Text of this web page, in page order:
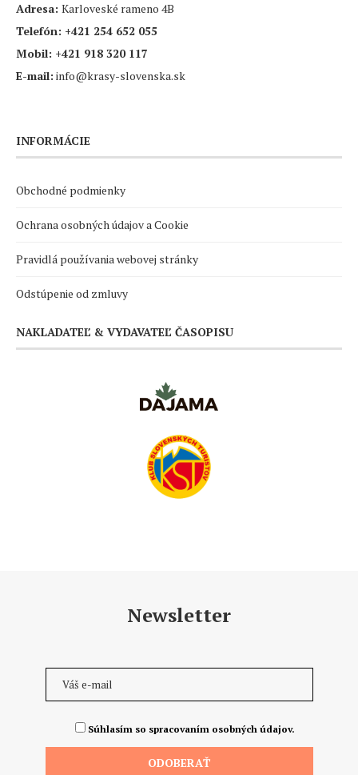
Adresa: Karloveské rameno 4B
Telefón: +421 254 652 055
Mobil: +421 918 320 117
E-mail: info@krasy-slovenska.sk
INFORMÁCIE
Obchodné podmienky
Ochrana osobných údajov a Cookie
Pravidlá používania webovej stránky
Odstúpenie od zmluvy
NAKLADATEĽ & VYDAVATEĽ ČASOPISU
Newsletter
Súhlasím so spracovaním osobných údajov.